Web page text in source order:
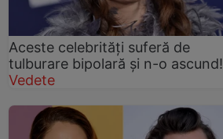
Aceste celebrităţi suferă de
tulburare bipolară şi n-o ascund!
Vedete